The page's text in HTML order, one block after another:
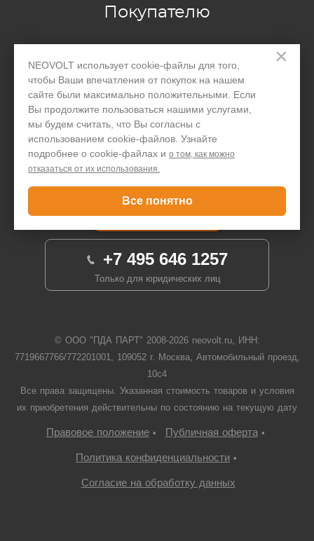
×
NEOVOLT использует cookie-файлы для того,
чтобы Ваши впечатления от покупок на нашем
сайте были максимально положительными. Если
Вы продолжите пользоваться нашими услугами,
мы будем считать, что Вы согласны с
использованием cookie-файлов. Узнайте
подробнее о cookie-файлах и о том, как можно
отказаться от их использования.
Все понятно
Покупателю
Гарантия
Договор-оферта
Написать директору
Задать вопрос
+7 495 646 1257
Только для юридических лиц
© ООО "ПДА ПАРТ" 2008-2026neovolt.ru, ИНН:
7719667766/772201001, 109052 г. Москва, Автомобильный проезд,
10с4
Все права защищены. Указанная стоимость товаров и условия
их приобретения действительны по состоянию на текущую дату
Правовое положение• Публичная оферта•
Политика конфиденциальности •
Согласие на обработку данных